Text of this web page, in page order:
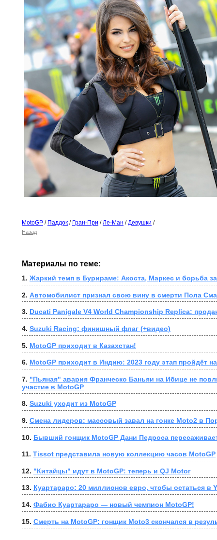
MotoGP / Паддок / Гран-При /Ле-Ман /Девушки /
Назад
Материалы по теме:
1. Жаркий темп в Бурираме: Акоста, Маркес и борьба
2. Автомобилист признал свою вину в смерти Пола
3. Ducati Panigale V4 World Championship Replica:
4. Suzuki Racing: финишный флаг (+видео)
5. MotoGP приходит в Казахстан!
6. MotoGP приходит в Индию: 2023 году этап пройдёт
7. "Пьяная" авария Франческо Баньяи на Ибице не
участие в MotoGP
8. Suzuki уходит из MotoGP
9. Смена лидеров: массовый завал на гонке Moto2 в
10. Бывший гонщик MotoGP Дани Педроса
11. Tissot представила новую коллекцию часов MotoGP
12. "Китайцы" идут в MotoGP: теперь и QJ Motor
13. Куартараро: 20 миллионов евро, чтобы остаться в
14. Фабио Куартараро — новый чемпион MotoGP!
15. Смерть на MotoGP: гонщик Moto3 скончался в